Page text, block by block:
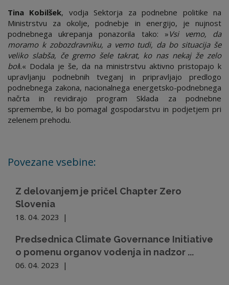
Tina Kobilšek, vodja Sektorja za podnebne politike na
Ministrstvu za okolje, podnebje in energijo, je nujnost
podnebnega ukrepanja ponazorila tako: » Vsi vemo, da
moramo k zobozdravniku, a vemo tudi, da bo situacija še
veliko slabša, če gremo šele takrat, ko nas nekaj že zelo
boli.« Dodala je še, da na ministrstvu aktivno pristopajo k
upravljanju podnebnih tveganj in pripravljajo predlogo
podnebnega zakona, nacionalnega energetsko-podnebnega
načrta in revidirajo program Sklada za podnebne
spremembe, ki bo pomagal gospodarstvu in podjetjem pri
zelenem prehodu.
Povezane vsebine:
Z delovanjem je pričel Chapter Zero
Slovenia
18. 04. 2023 |
Predsednica Climate Governance Initiative
o pomenu organov vodenja in nadzor ...
06. 04. 2023 |